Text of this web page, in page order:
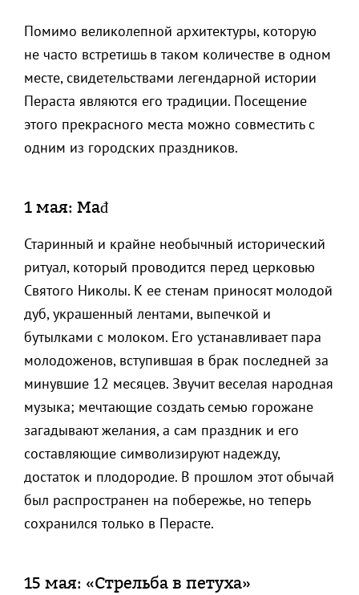
Помимо великолепной архитектуры, которую
не часто встретишь в таком количестве в одном
месте, свидетельствами легендарной истории
Пераста являются его традиции. Посещение
этого прекрасного места можно совместить с
одним из городских праздников.
1 мая: Mađ
Старинный и крайне необычный исторический
ритуал, который проводится перед церковью
Святого Николы. К ее стенам приносят молодой
дуб, украшенный лентами, выпечкой и
бутылками с молоком. Его устанавливает пара
молодоженов, вступившая в брак последней за
минувшие 12 месяцев. Звучит веселая народная
музыка; мечтающие создать семью горожане
загадывают желания, а сам праздник и его
составляющие символизируют надежду,
достаток и плодородие. В прошлом этот обычай
был распространен на побережье, но теперь
сохранился только в Перасте.
15 мая: «Стрельба в петуха»